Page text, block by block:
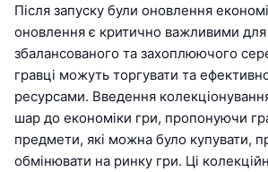
Після запуску були оновлення
оновлення є критично важливими для
збалансованого та захоплюючого
гравці можуть торгувати та
ресурсами. Введення
шар до економіки гри, пропонуючи
предмети, які можна було купувати,
обмінювати на ринку гри. Ці